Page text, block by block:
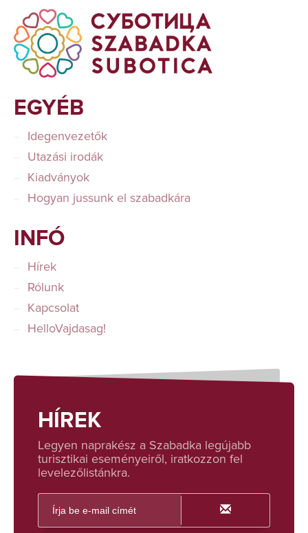
EGYÉB
Idegenvezetők
Utazási irodák
Kiadványok
Hogyan jussunk el szabadkára
INFÓ
Hírek
Rólunk
Kapcsolat
HelloVajdasag!
HÍREK
Legyen naprakész a Szabadka legújabb
turisztikai eseményeiről, iratkozzon fel
levelezőlistánkra.